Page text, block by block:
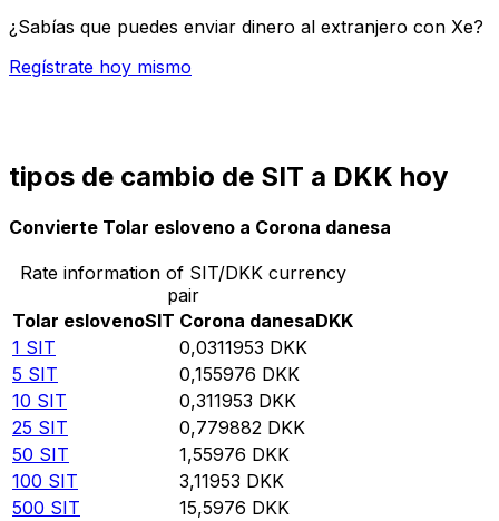
¿Sabías que puedes enviar dinero al extranjero con Xe?
Regístrate hoy mismo
tipos de cambio de SIT a DKK hoy
Convierte Tolar esloveno a Corona danesa
Rate information of SIT/DKK currency
pair
Tolar eslovenoSIT Corona danesaDKK
1 SIT 0,0311953 DKK
5 SIT 0,155976 DKK
10 SIT 0,311953 DKK
25 SIT 0,779882 DKK
50 SIT 1,55976 DKK
100 SIT 3,11953 DKK
500 SIT 15,5976 DKK